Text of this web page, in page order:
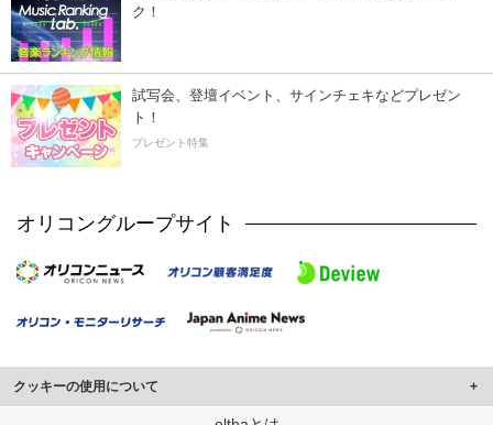
ク！
試写会、登壇イベント、サインチェキなどプレゼン
ト！
プレゼント特集
オリコングループサイト
クッキーの使用について